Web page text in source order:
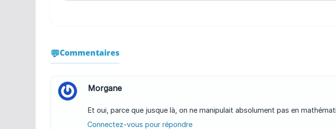
Commentaires
Morgane
Et oui, parce que jusque là, on ne manipulait absolument pas en
Connectez-vous pour répondre